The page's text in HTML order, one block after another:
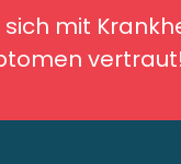
sich mit
vertraut!